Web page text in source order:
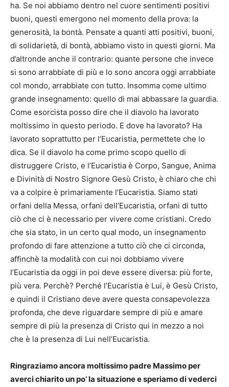
ha. Se noi abbiamo dentro nel cuore sentimenti positivi
buoni, questi emergono nel momento della prova: la
generosità, la bontà. Pensate a quanti atti positivi, buoni,
di solidarietà, di bontà, abbiamo visto in questi giorni. Ma
d’altronde anche il contrario: quante persone che invece
si sono arrabbiate di più e lo sono ancora oggi arrabbiate
col mondo, arrabbiate con tutto. Insomma come ultimo
grande insegnamento: quello di mai abbassare la guardia.
Come esorcista posso dire che il diavolo ha lavorato
moltissimo in questo periodo. E dove ha lavorato? Ha
lavorato soprattutto per l’Eucaristia, permettete che lo
dica. Se il diavolo ha come primo scopo quello di
distruggere Cristo, e l’Eucaristia è Corpo, Sangue, Anima
e Divinità di Nostro Signore Gesù Cristo, è chiaro che chi
va a colpire è primariamente l’Eucaristia. Siamo stati
orfani della Messa, orfani dell’Eucaristia, orfani di tutto
ciò che ci è necessario per vivere come cristiani. Credo
che sia stato, in un certo qual modo, un insegnamento
profondo di fare attenzione a tutto ciò che ci circonda,
affinchè la modalità con cui noi dobbiamo vivere
l’Eucaristia da oggi in poi deve essere diversa: più forte,
più vera. Perchè? Perché l’Eucaristia è Lui, è Gesù Cristo,
e quindi il Cristiano deve avere questa consapevolezza
profonda, che deve riguardare sempre di più e amare
sempre di più la presenza di Cristo qui in mezzo a noi
che è la presenza di Lui nell’Eucaristia.
Ringraziamo ancora moltissimo padre Massimo per
averci chiarito un po’ la situazione e speriamo di vederci